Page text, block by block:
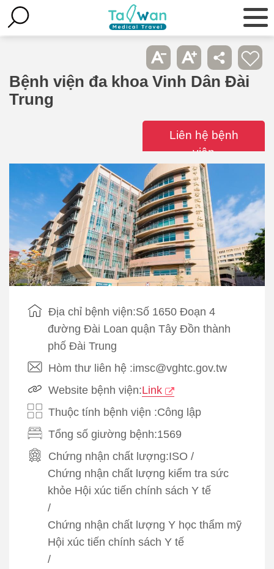
Bệnh viện đa khoa Vinh Dân Đài
Trung
Liên hệ bệnh
viện
Địa chỉ bệnh viện:Số 1650 Đoạn 4
đường Đài Loan quận Tây Đồn thành
phố Đài Trung
Hòm thư liên hệ :imsc@vghtc.gov.tw
Website bệnh viện:Link
Thuộc tính bệnh viện :Công lập
Tổng số giường bệnh:1569
Chứng nhận chất lượng:ISO /
Chứng nhận chất lượng kiểm tra sức
khỏe Hội xúc tiến chính sách Y tế
/
Chứng nhận chất lượng Y học thẩm mỹ
Hội xúc tiến chính sách Y tế
/